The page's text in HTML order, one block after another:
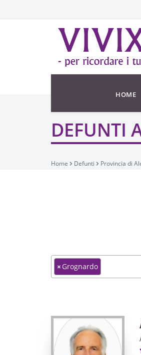
HOME
DEFUNTI
Home Defunti Provincia di
×Grognardo